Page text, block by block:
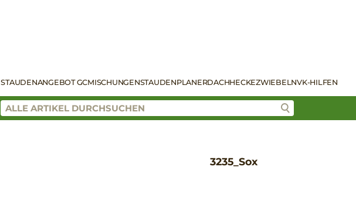
STAUDENANGEBOT GCMISCHUNGENSTAUDENPLANERDACHHECKEZWIEBELNVK-HILFEN
3235_Sox